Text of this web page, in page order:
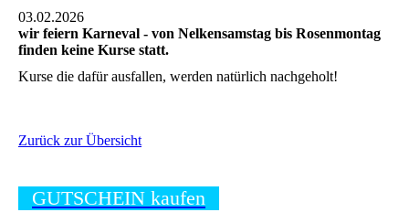
03.02.2026
wir feiern Karneval - von Nelkensamstag bis Rosenmontag
finden keine Kurse statt.
Kurse die dafür ausfallen, werden natürlich nachgeholt!
Zurück zur Übersicht
GUTSCHEIN kaufen